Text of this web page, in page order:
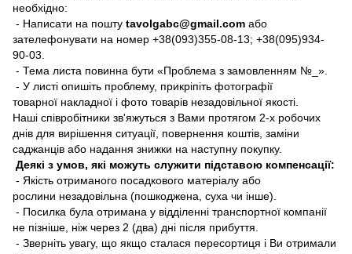
необхідно:
- Написати на пошту tavolgabc@gmail.com або
зателефонувати на номер +38(093)355-08-13; +38(095)934-
90-03.
- Тема листа повинна бути «Проблема з замовленням №_».
- У листі опишіть проблему, прикріпіть фотографії
товарної накладної і фото товарів незадовільної якості.
Наші співробітники зв'яжуться з Вами протягом 2-х робочих
днів для вирішення ситуації, повернення коштів, заміни
саджанців або надання знижки на наступну покупку.
Деякі з умов, які можуть служити підставою компенсації:
- Якість отриманого посадкового матеріалу або
рослини незадовільна (пошкоджена, суха чи інше).
- Посилка була отримана у відділенні транспортної компанії
не пізніше, ніж через 2 (два) дні після прибуття.
- Зверніть увагу, що якщо сталася пересортиця і Ви отримали